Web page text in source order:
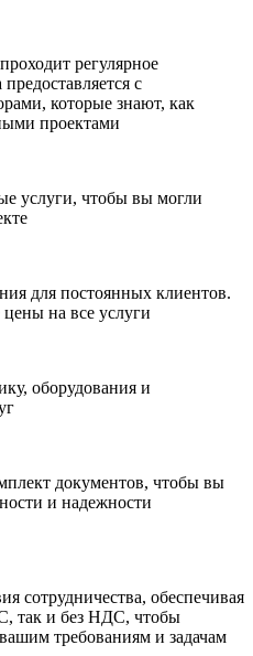
регулярное
с
которые знают, как
проектами
услуги, чтобы вы могли
для постоянных клиентов.
на все услуги
оборудования и
документов, чтобы вы
и надежности
сотрудничества, обеспечивая
так и без НДС, чтобы
требованиям и задачам